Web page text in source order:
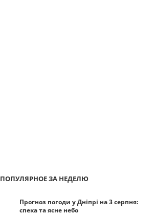
ПОПУЛЯРНОЕ ЗА НЕДЕЛЮ
Прогноз погоди у Дніпрі на 3 серпня:
спека та ясне небо